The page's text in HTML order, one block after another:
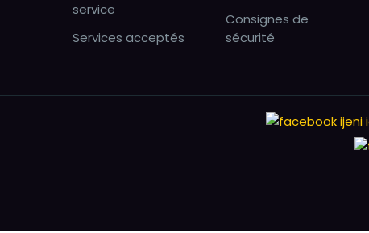
service
Services acceptés
Consignes de
sécurité